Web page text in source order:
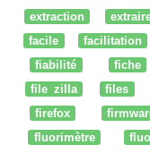
extraction
facile
facilitation
fiabilité
fiche
file zilla
files
firefox
fluorimètre